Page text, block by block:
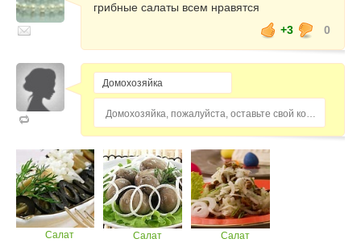
грибные салаты всем нравятся
+3
0
Домохозяйка, пожалуйста, оставьте свой комментарий...
Салат
Салат
Салат